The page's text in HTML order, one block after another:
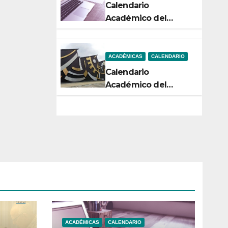
Calendario
Académico del
ACADÉMICAS CALENDARIO
Calendario
Académico del
ACADÉMICAS CALENDARIO